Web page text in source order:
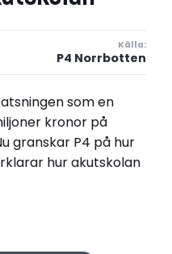
Källa:
P4 Norrbotten
som en
kronor på
granskar P4 på hur
hur akutskolan